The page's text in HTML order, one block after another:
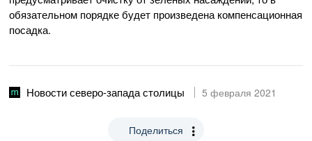
обязательном порядке будет произведена компенсационная
посадка.
Новости северо-запада столицы 5 февраля 2021
Поделиться